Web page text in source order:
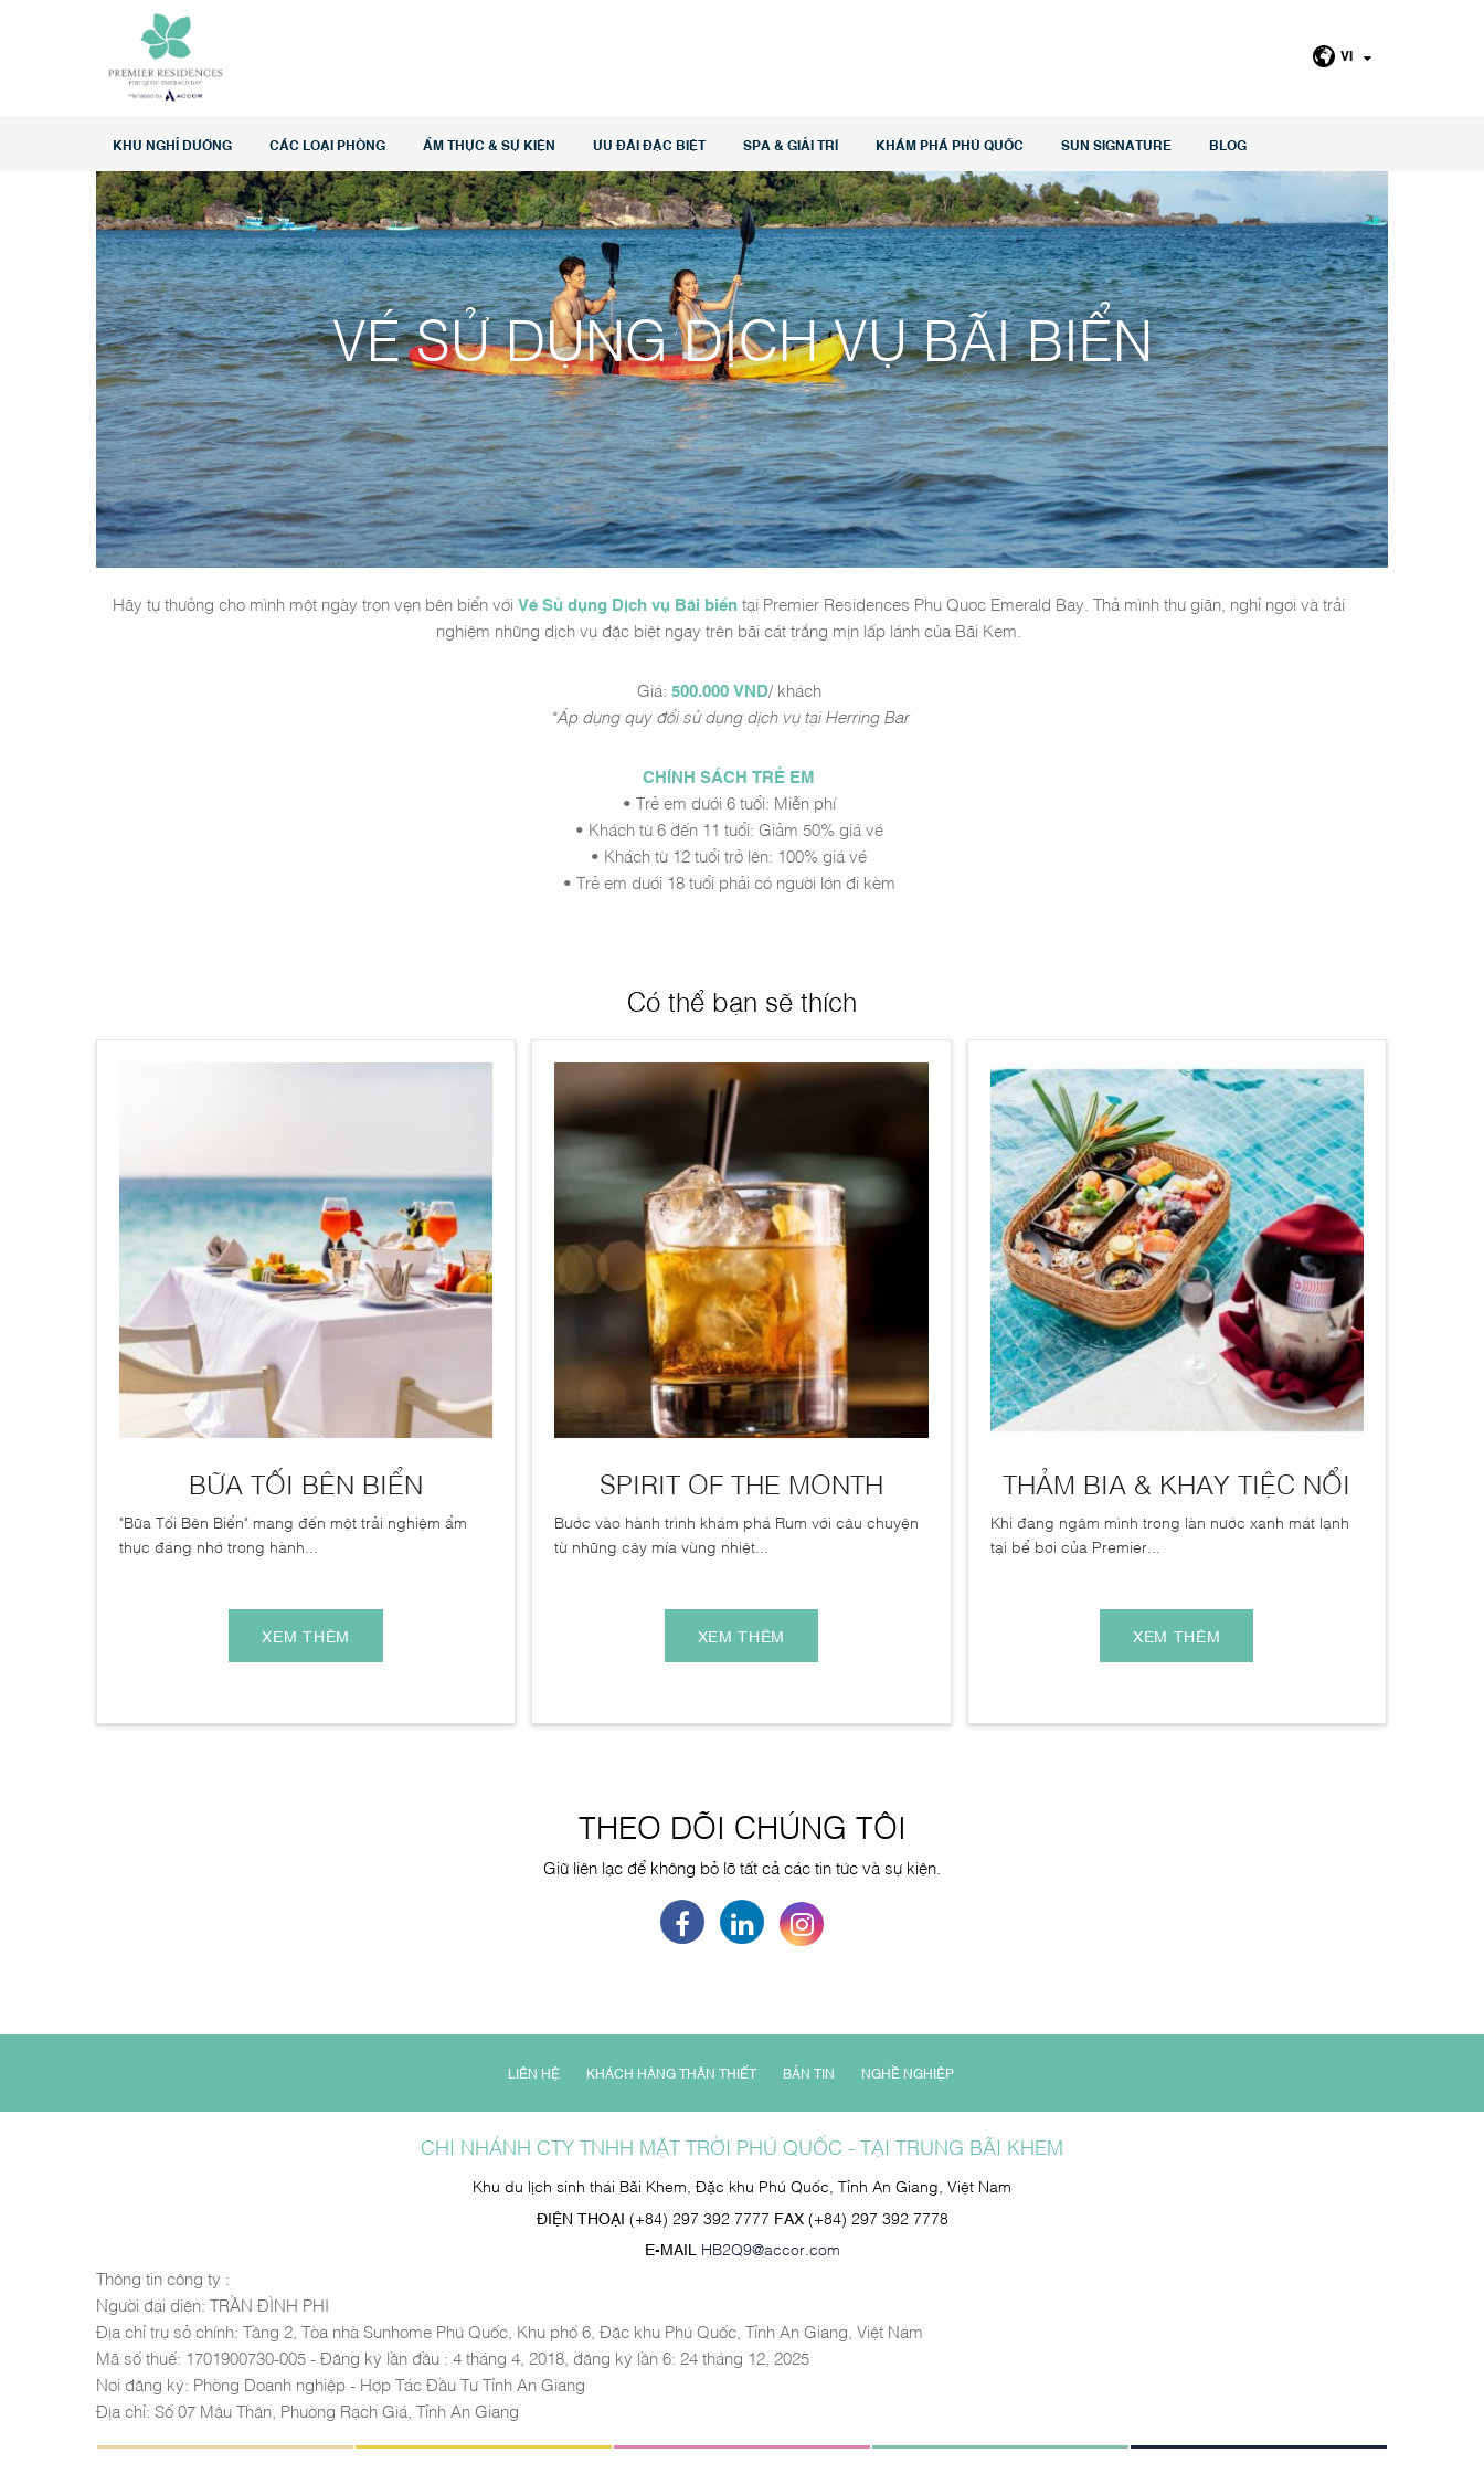
VI
KHU NGHỈ DƯỠNG CÁC LOẠI PHÒNG ẨM THỰC & SỰ KIỆN ƯU ĐÃI ĐẶC BIỆT SPA & GIẢI TRÍ KHÁM PHÁ PHÚ QUỐC SUN SIGNATURE BLOG
Home > Ưu đãi đặc biệt
VÉ SỬ DỤNG DỊCH VỤ BÃI BIỂN
Hãy tự thưởng cho mình một ngày trọn vẹn bên biển vớiVé Sử dụng Dịch vụ Bãi biển tại Premier Residences Phu Quoc Emerald Bay. Thả mình thư giãn, nghỉ ngơi và trải
nghiệm những dịch vụ đặc biệt ngay trên bãi cát trắng mịn lấp lánh của Bãi Kem.
Giá: 500.000 VND/ khách
*Áp dụng quy đổi sử dụng dịch vụ tại Herring Bar
CHÍNH SÁCH TRẺ EM
• Trẻ em dưới 6 tuổi: Miễn phí
• Khách từ 6 đến 11 tuổi: Giảm 50% giá vé
• Khách từ 12 tuổi trở lên: 100% giá vé
• Trẻ em dưới 18 tuổi phải có người lớn đi kèm
Có thể bạn sẽ thích
BỮA TỐI BÊN BIỂN
"Bữa Tối Bên Biển" mang đến một trải nghiệm ẩm
thực đáng nhớ trong hành...
XEM THÊM
SPIRIT OF THE MONTH
Bước vào hành trình khám phá Rum với câu chuyện
từ những cây mía vùng nhiệt...
XEM THÊM
THẢM BIA & KHAY TIỆC NỔI
Khi đang ngâm mình trong làn nước xanh mát lạnh
tại bể bơi của Premier...
XEM THÊM
THEO DÕI CHÚNG TÔI
Giữ liên lạc để không bỏ lỡ tất cả các tin tức và sự kiện.
LIÊN HỆ KHÁCH HÀNG THÂN THIẾT BẢN TIN NGHỀ NGHIỆP
CHI NHÁNH CTY TNHH MẶT TRỜI PHÚ QUỐC - TẠI TRUNG BÃI KHEM
Khu du lịch sinh thái Bãi Khem, Đặc khu Phú Quốc, Tỉnh An Giang, Việt Nam
ĐIỆN THOẠI (+84) 297 392 7777 FAX (+84) 297 392 7778
E-MAIL HB2Q9@accor.com
Thông tin công ty :
Người đại diện: TRẦN ĐÌNH PHI
Địa chỉ trụ sở chính: Tầng 2, Tòa nhà Sunhome Phú Quốc, Khu phố 6, Đặc khu Phú Quốc, Tỉnh An Giang, Việt Nam
Mã số thuế: 1701900730-005 - Đăng ký lần đầu : 4 tháng 4, 2018, đăng ký lần 6: 24 tháng 12, 2025
Nơi đăng ký: Phòng Doanh nghiệp - Hợp Tác Đầu Tư Tỉnh An Giang
Địa chỉ: Số 07 Mậu Thân, Phường Rạch Giá, Tỉnh An Giang